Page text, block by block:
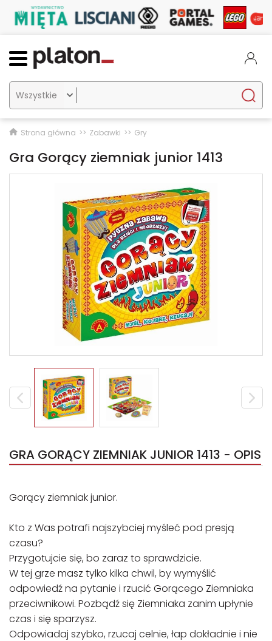

Strona główna Zabawki Gry
Gra Gorący ziemniak junior 1413
GRA GORĄCY ZIEMNIAK JUNIOR 1413 - OPIS
Gorący ziemniak junior.
Kto z Was potrafi najszybciej myśleć pod presją
czasu?
Przygotujcie się, bo zaraz to sprawdzicie.
W tej grze masz tylko kilka chwil, by wymyślić
odpowiedź na pytanie i rzucić Gorącego Ziemniaka
przeciwnikowi. Pozbądź się Ziemniaka zanim upłynie
czas i się sparzysz.
Odpowiadaj szybko, rzucaj celnie, łap dokładnie i nie